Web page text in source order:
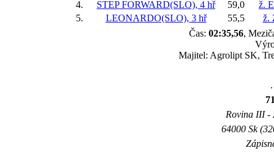
4. STEP FORWARD(SLO), 4 hř 59,0
ž.
5.
LEONARDO(SLO), 3 hř 55,5
ž.
Čas: 02:35,56,
Majitel: Agrolipt SK,
Rovina III -
64000 Sk